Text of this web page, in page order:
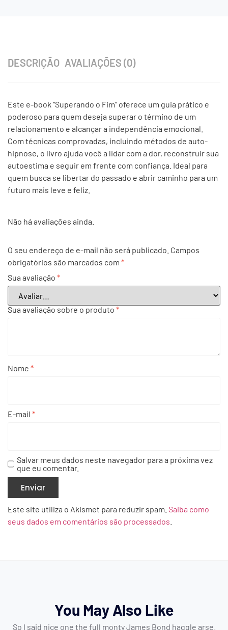
DESCRIÇÃO AVALIAÇÕES (0)
Este e-book “Superando o Fim” oferece um guia prático e
poderoso para quem deseja superar o término de um
relacionamento e alcançar a independência emocional.
Com técnicas comprovadas, incluindo métodos de auto-
hipnose, o livro ajuda você a lidar com a dor, reconstruir sua
autoestima e seguir em frente com confiança. Ideal para
quem busca se libertar do passado e abrir caminho para um
futuro mais leve e feliz.
Não há avaliações ainda.
O seu endereço de e-mail não será publicado. Campos
obrigatórios são marcados com *
Sua avaliação *
Sua avaliação sobre o produto *
Nome *
E-mail *
Salvar meus dados neste navegador para a próxima vez
que eu comentar.
Este site utiliza o Akismet para reduzir spam. Saiba como
seus dados em comentários são processados
You May Also Like
So I said nice one the full monty James Bond haggle arse.